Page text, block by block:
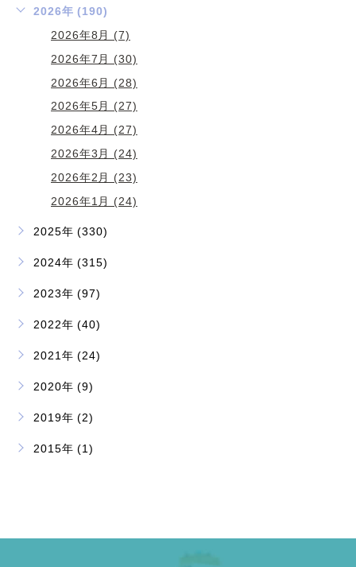
2026年 (190)
2026年8月 (7)
2026年7月 (30)
2026年6月 (28)
2026年5月 (27)
2026年4月 (27)
2026年3月 (24)
2026年2月 (23)
2026年1月 (24)
2025年 (330)
2024年 (315)
2023年 (97)
2022年 (40)
2021年 (24)
2020年 (9)
2019年 (2)
2015年 (1)